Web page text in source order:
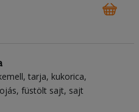
tarja kukorica
füstölt sajt sajt